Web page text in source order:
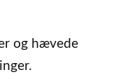
og hævede